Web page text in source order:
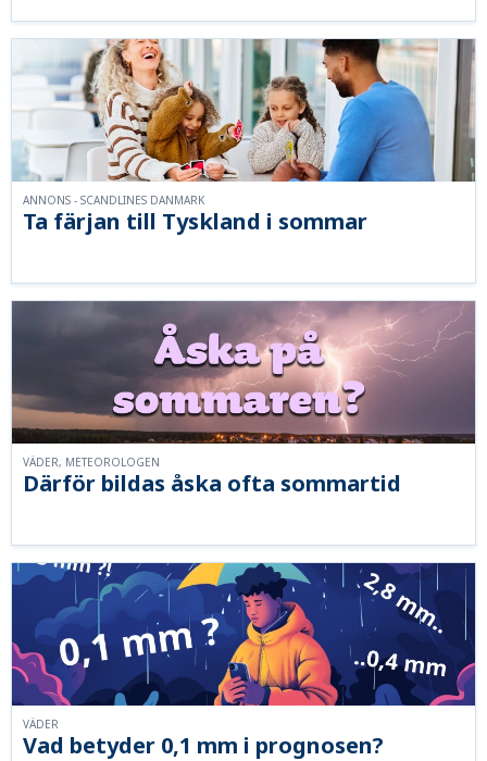
Ta färjan till Tyskland i sommar
ANNONS - SCANDLINES DANMARK
Därför bildas åska ofta sommartid
VÄDER, METEOROLOGEN
Vad betyder 0,1 mm i prognosen?
VÄDER